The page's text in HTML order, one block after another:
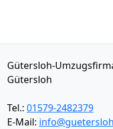
Gütersloh-
Gütersloh
Tel.: 01579-2482379
E-Mail: